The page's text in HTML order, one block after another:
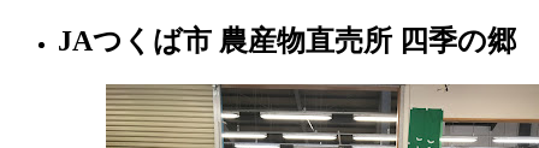
茨
JAつくば市 農産物直売所 四季の郷